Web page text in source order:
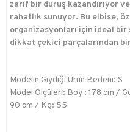
zarif bir duruş kazandırıyor
rahatlık sunuyor. Bu elbise,
organizasyonları için ideal bir
dikkat çekici parçalarından
Modelin Giydiği Ürün Bedeni: S
Model Ölçüleri: Boy : 178 cm /
90 cm / Kg: 55